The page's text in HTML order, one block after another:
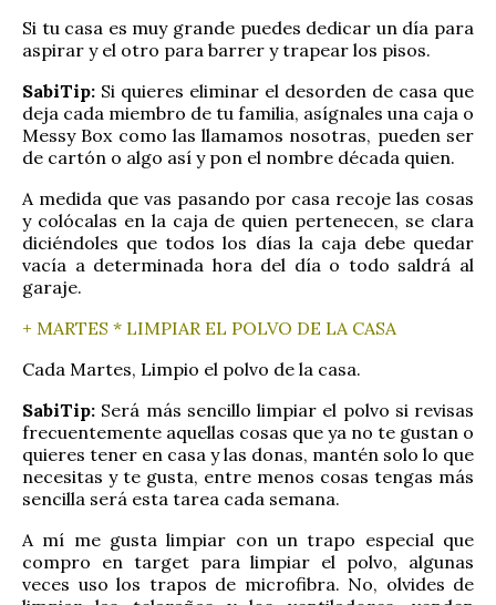
Si tu casa es muy grande puedes dedicar un día para
aspirar y el otro para barrer y trapear los pisos.
SabiTip: Si quieres eliminar el desorden de casa que
deja cada miembro de tu familia, asígnales una caja o
Messy Box como las llamamos nosotras, pueden ser
de cartón o algo así y pon el nombre década quien.
A medida que vas pasando por casa recoje las cosas
y colócalas en la caja de quien pertenecen, se clara
diciéndoles que todos los días la caja debe quedar
vacía a determinada hora del día o todo saldrá al
garaje.
+ MARTES * LIMPIAR EL POLVO DE LA CASA
Cada Martes, Limpio el polvo de la casa.
SabiTip: Será más sencillo limpiar el polvo si revisas
frecuentemente aquellas cosas que ya no te gustan o
quieres tener en casa y las donas, mantén solo lo que
necesitas y te gusta, entre menos cosas tengas más
sencilla será esta tarea cada semana.
A mí me gusta limpiar con un trapo especial que
compro en target para limpiar el polvo, algunas
veces uso los trapos de microfibra. No, olvides de